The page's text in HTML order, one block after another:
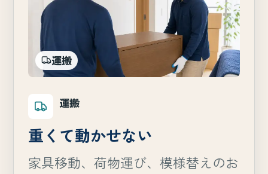
運搬
運搬
重くて動かせない
家具移動、荷物運び、模様替えのお